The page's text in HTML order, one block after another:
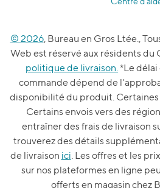
© 2026, Bureau en Gros Ltée.,
Web est réservé aux résidents du
politique de livraison.*Le
commande dépend de
disponibilité du produit.
Certains envois vers des
entraîner des frais de livraison
trouverez des détails
de livraison ici. Les offres et les
sur nos plateformes en ligne
offerts en magasin chez